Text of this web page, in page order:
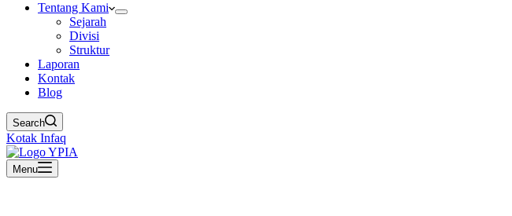
Tentang Kami
Sejarah
Divisi
Struktur
Laporan
Kontak
Blog
Search
Kotak Infaq
Menu